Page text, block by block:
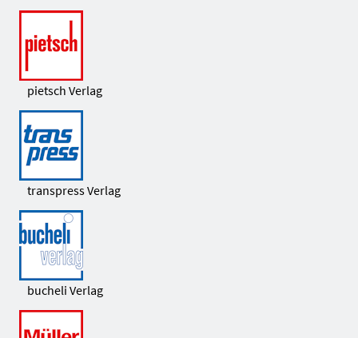
pietsch Verlag
transpress Verlag
bucheli Verlag